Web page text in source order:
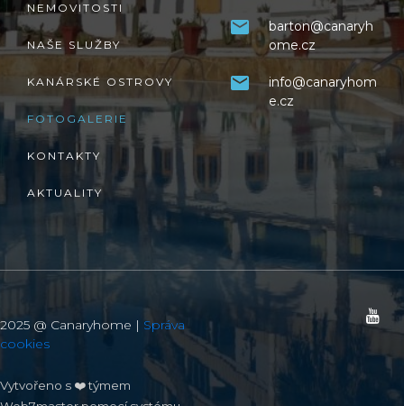
NEMOVITOSTI
NAŠE SLUŽBY
KANÁRSKÉ OSTROVY
FOTOGALERIE
KONTAKTY
AKTUALITY
barton@canaryh
ome.cz
info@canaryhom
e.cz
2025 @ Canaryhome | Správa
cookies
Vytvořeno s ❤️ týmem